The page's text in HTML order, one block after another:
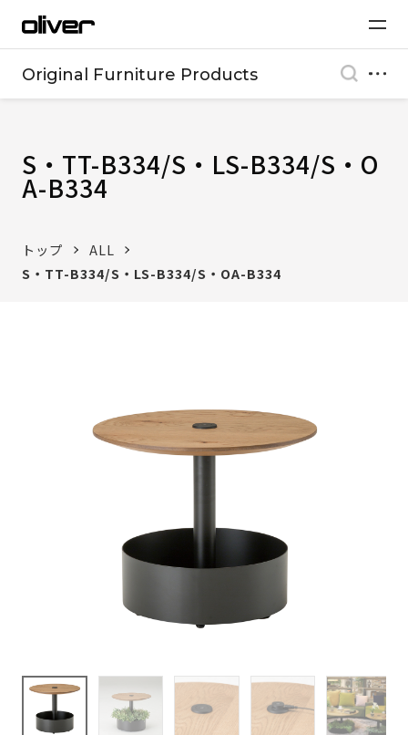
Original Furniture Products
S・TT-B334/S・LS-B334/S・O
A-B334
トップ
ALL
S・TT-B334/S・LS-B334/S・OA-B334